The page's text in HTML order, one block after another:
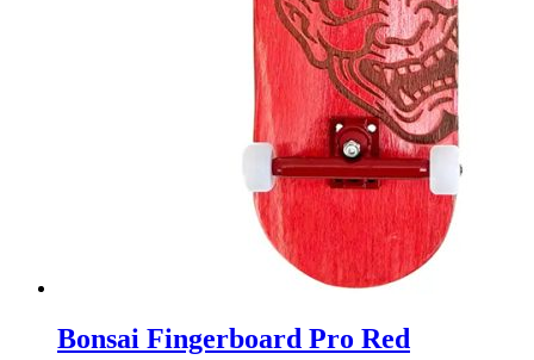
Bonsai Fingerboard Pro Red